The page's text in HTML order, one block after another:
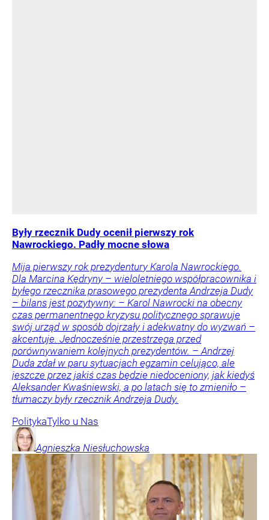
Były rzecznik Dudy ocenił pierwszy rok
Nawrockiego. Padły mocne słowa
Mija pierwszy rok prezydentury Karola Nawrockiego.
Dla Marcina Kędryny – wieloletniego współpracownika i
byłego rzecznika prasowego prezydenta Andrzeja Dudy
– bilans jest pozytywny: – Karol Nawrocki na obecny
czas permanentnego kryzysu politycznego sprawuje
swój urząd w sposób dojrzały i adekwatny do wyzwań –
akcentuje. Jednocześnie przestrzega przed
porównywaniem kolejnych prezydentów. – Andrzej
Duda zdał w paru sytuacjach egzamin celująco, ale
jeszcze przez jakiś czas będzie niedoceniony, jak kiedyś
Aleksander Kwaśniewski, a po latach się to zmieniło –
tłumaczy były rzecznik Andrzeja Dudy.
PolitykaTylko u Nas
Agnieszka Niesłuchowska